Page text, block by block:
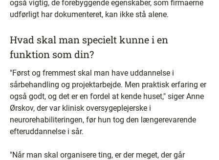
også vigtig, de forebyggende egenskaber, som firmaerne
udførligt har dokumenteret, kan ikke stå alene.
Hvad skal man specielt kunne i en
funktion som din?
"Først og fremmest skal man have uddannelse i
sårbehandling og projektarbejde. Men praktisk erfaring er
også godt, og det er en fordel at kende huset," siger Anne
Ørskov, der var klinisk oversygeplejerske i
neurorehabiliteringen, før hun tog den længerevarende
efteruddannelse i sår.
"Når man skal organisere ting, er der meget, der går